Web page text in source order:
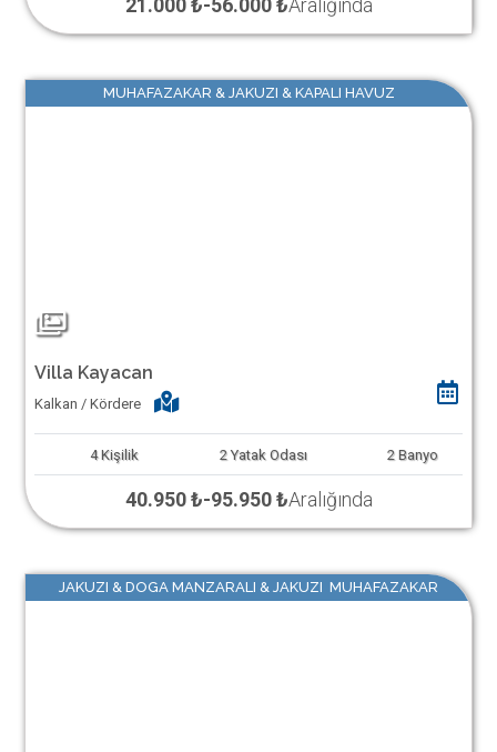
21.000 ₺-56.000 ₺Aralığında
MUHAFAZAKAR & JAKUZI & KAPALI HAVUZ
Villa Kayacan
Kalkan / Kördere
4 Kişilik 2 Yatak Odası 2 Banyo
40.950 ₺-95.950 ₺Aralığında
JAKUZI & DOGA MANZARALI & JAKUZI MUHAFAZAKAR